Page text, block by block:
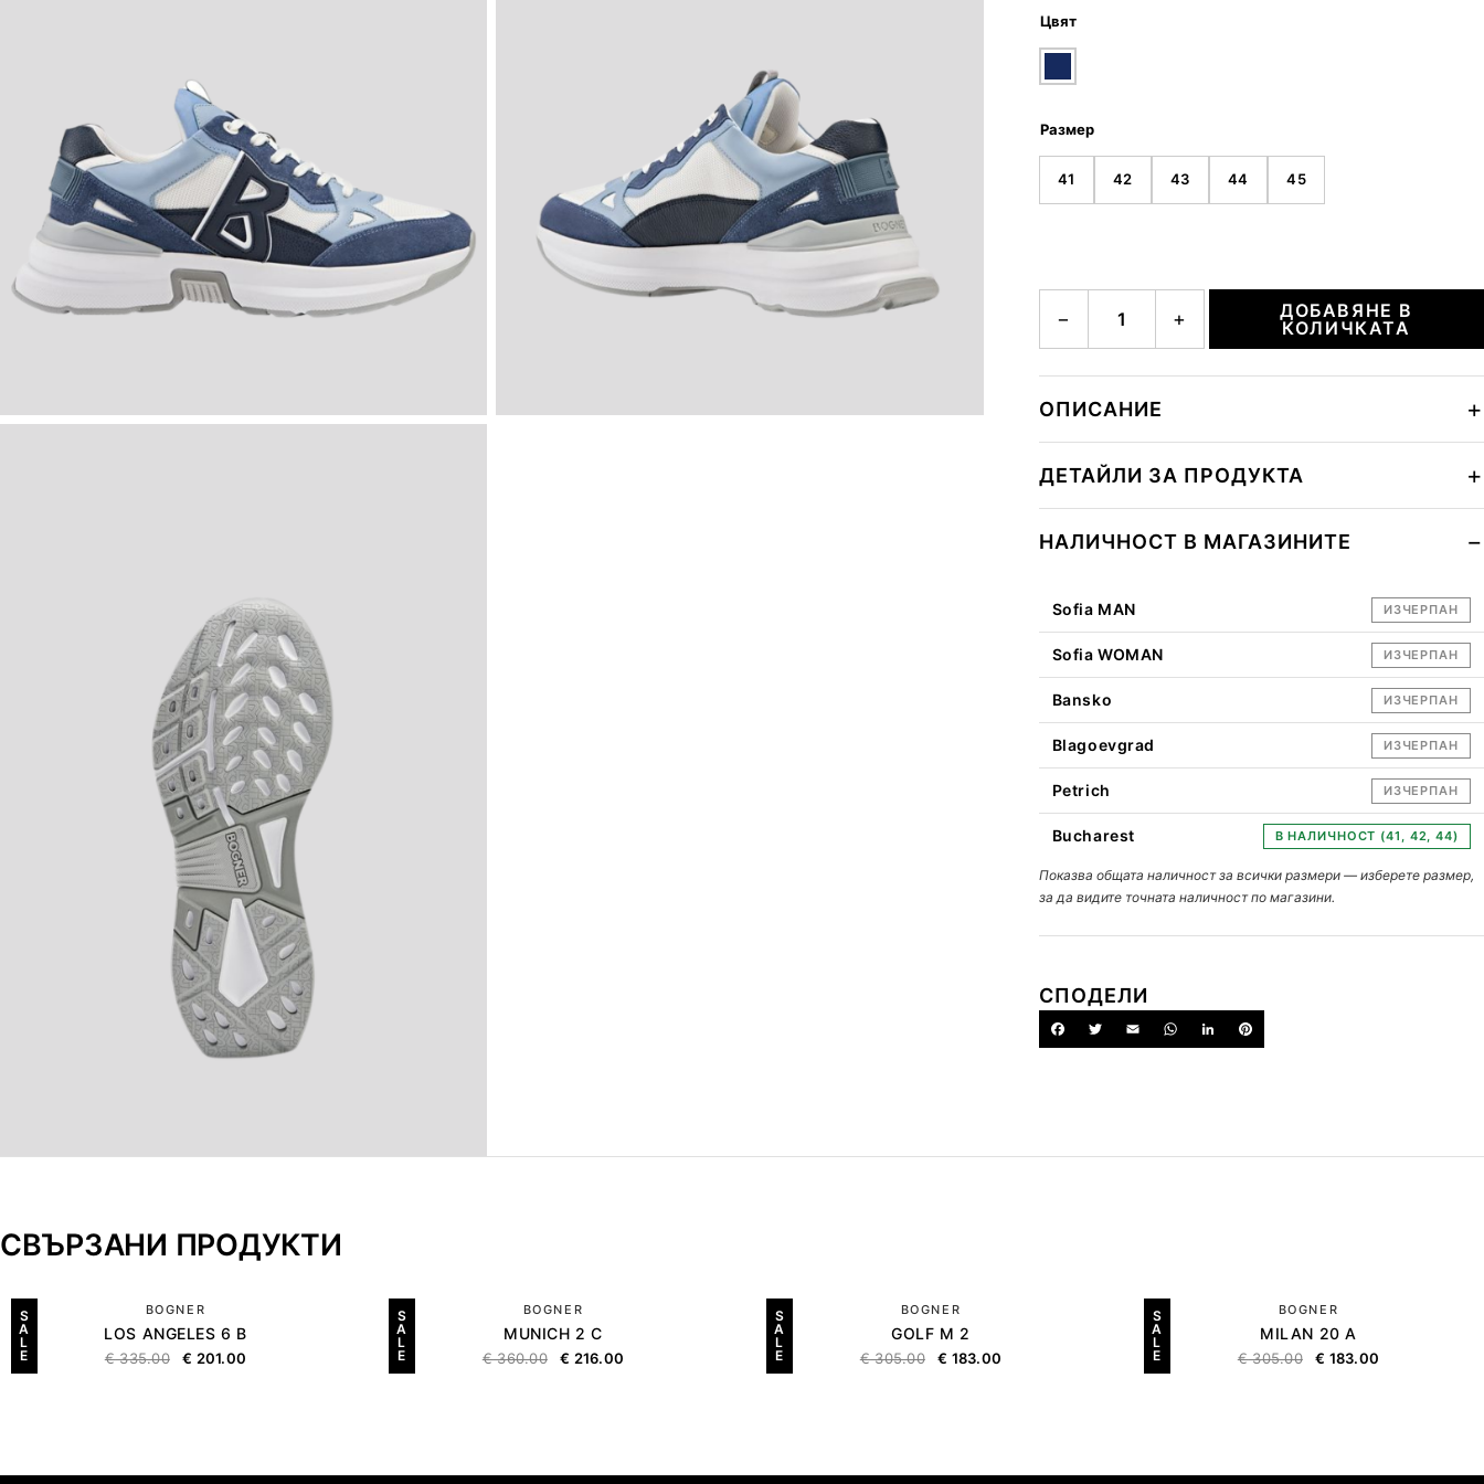
Цвят
Размер
41 42 43 44 45
− +
ДОБАВЯНЕ В
КОЛИЧКАТА
ОПИСАНИЕ
ДЕТАЙЛИ ЗА ПРОДУКТА
НАЛИЧНОСТ В МАГАЗИНИТЕ
Sofia MAN ИЗЧЕРПАН
Sofia WOMAN ИЗЧЕРПАН
Bansko ИЗЧЕРПАН
Blagoevgrad ИЗЧЕРПАН
Petrich ИЗЧЕРПАН
Bucharest В НАЛИЧНОСТ (41, 42, 44)
Показва общата наличност за всички размери — изберете размер,
за да видите точната наличност по магазини.
СПОДЕЛИ
СВЪРЗАНИ ПРОДУКТИ
S
A
L
E
BOGNER
LOS ANGELES 6 B
€335.00 € 201.00
S
A
L
E
BOGNER
MUNICH 2 C
€360.00 € 216.00
S
A
L
E
BOGNER
GOLF M 2
€305.00 € 183.00
S
A
L
E
BOGNER
MILAN 20 A
€305.00 € 183.00